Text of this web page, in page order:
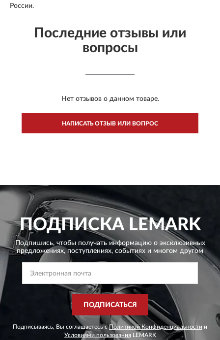
России.
Последние отзывы или
вопросы
Нет отзывов о данном товаре.
НАПИСАТЬ ОТЗЫВ ИЛИ ВОПРОС
ПОДПИСКАLEMARK
Подпишись, чтобы получать информацию о эксклюзивных
предложениях,поступлениях, событиях и многом другом
ПОДПИСАТЬСЯ
Подписываясь, Вы соглашаетесь сПолитикой Конфиденциальности и
Условиями пользования LEMARK